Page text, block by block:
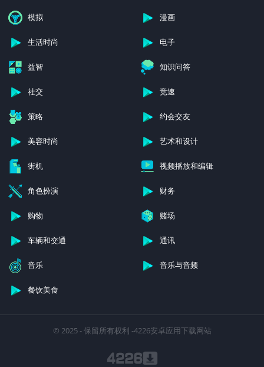
模拟 漫画
生活时尚 电子
益智 知识问答
社交 竞速
策略 约会交友
美容时尚 艺术和设计
街机 视频播放和编辑
角色扮演 财务
购物 赌场
车辆和交通 通讯
音乐 音乐与音频
餐饮美食
© 2025 - 保留所有权利 -4226安卓应用下载网站